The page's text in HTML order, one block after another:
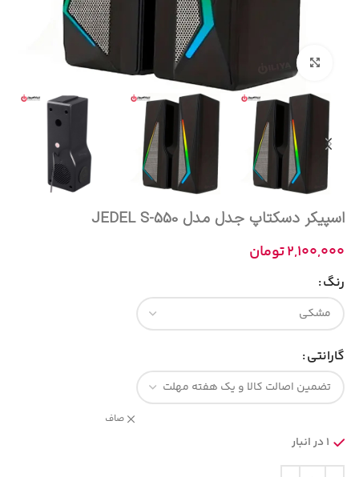
بزرگنمایی تصویر
اسپیکر دسکتاپ جدل مدل JEDEL S-550
2,100,000تومان
رنگ
گارانتی
صاف
1 در انبار